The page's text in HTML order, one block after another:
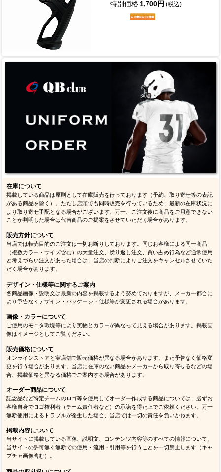
特別価格 1,700円 (税込)
在庫について
掲載している商品は原則として在庫販売を行っております（予約、取り寄せ等の表記
がある商品を除く）。ただし店頭でも同時販売を行っているため、最新の在庫状況に
より取り寄せ手配となる場合がございます。万一、ご注文後に商品をご用意できない
ことが判明した場合は代替商品のご提案をさせていただく場合があります。
販売方針について
当店では転売目的のご注文は一切お断りしております。同じお客様による同一商品
（複数カラー・サイズ含む）の大量注文、繰り返し注文、買い占め行為など通常使用
と考えづらい注文があった場合は、当店の判断によりご注文をキャンセルさせていた
だく場合があります。
デザイン・仕様等に関するご案内
各商品画像・説明文は最新の内容を掲載するよう努めておりますが、メーカー都合に
より予告なくデザイン・パッケージ・仕様等が変更される場合があります。
画像・カラーについて
ご使用のモニタ環境等により実物とカラーが異なって見える場合があります。掲載画
像はイメージとしてご覧ください。
販売価格について
オンラインストアと実店舗で販売価格が異なる場合があります。また予告なく価格変
更を行う場合があります。当店に在庫のない商品をメーカーから取り寄せるなどの場
合、掲載価格と異なる価格でご案内する場合があります。
オーダー商品について
記念品など特定チームのロゴ等を使用してオーダー作成する商品については、必ずお
客様自身でロゴ権利者（チーム責任者など）の承諾を得た上でご依頼ください。万一
無断使用によるトラブルが発生した場合、当店では一切の責任を負いかねます。
掲載内容について
当サイトに掲載している画像、説明文、コンテンツ内容等のすべての情報について、
当サイトの許可無く無断での使用・流用・引用等を行うことを一切禁止します（キャ
プチャ画像含む）。